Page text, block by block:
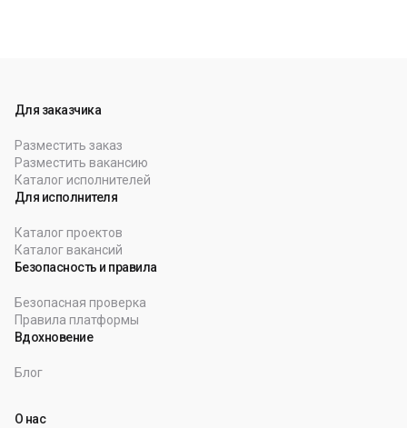
Для заказчика
Разместить заказ
Разместить вакансию
Каталог исполнителей
Для исполнителя
Каталог проектов
Каталог вакансий
Безопасность и правила
Безопасная проверка
Правила платформы
Вдохновение
Блог
О нас